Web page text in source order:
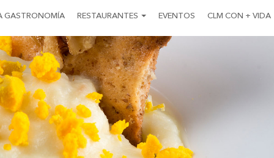
GASTRONOMÍA RESTAURANTES EVENTOS CLM CON + VIDA